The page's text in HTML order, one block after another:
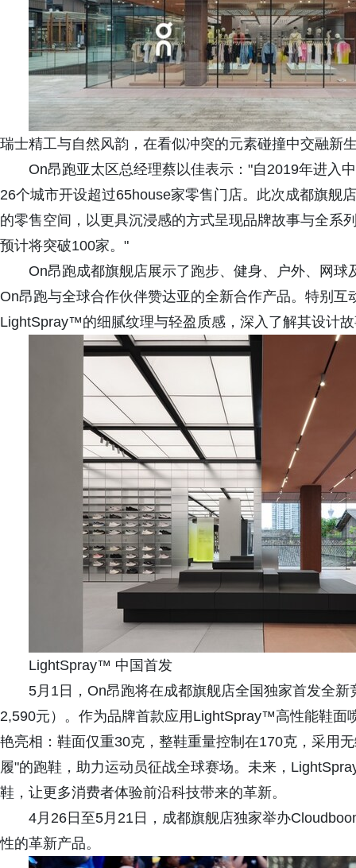
瑞士精工与自然风韵，在看似冲突的元素碰撞中交融新
On昂跑亚太区总经理蔡以佳表示："自2019年进入
26个城市开设超过65house家零售门店。此次成都旗舰
的零售空间，以更具沉浸感的方式呈现品牌故事与全系
预计将突破100家。"
On昂跑成都旗舰店展示了跑步、健身、户外、网
On昂跑与全球合作伙伴赞达亚的全新合作产品。特别
LightSpray™的细腻纹理与轻盈质感，深入了解其设计
LightSpray™ 中国首发
5月1日，On昂跑将在成都旗舰店全国独家首发全
2,590元）。作为品牌首款应用LightSpray™高性能鞋面
艳亮相：鞋面仅重30克，整鞋重量控制在170克，采用
履"的跑鞋，助力运动员征战全球赛场。未来，
鞋，让更多消费者体验前沿科技带来的革新。
4月26日至5月21日，成都旗舰店独家举办
性的革新产品。